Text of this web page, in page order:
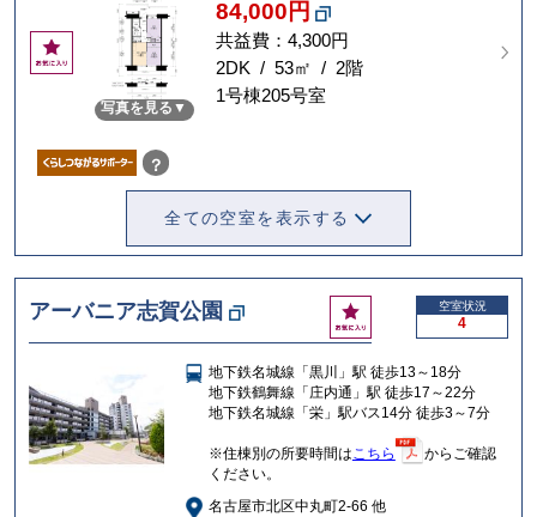
お
気
写真を見る
84,000円
共益費：4,300円
2DK / 53㎡ / 2階
1号棟205号室
？
全ての空室を表示する
アーバニア志賀公園
お
気
入
り
空室状況
4
地下鉄名城線「黒川」駅 徒歩13～18分
地下鉄鶴舞線「庄内通」駅 徒歩17～22分
地下鉄名城線「栄」駅バス14分 徒歩3～7分
※住棟別の所要時間はこちら
からご確認
ください。
名古屋市北区中丸町2-66 他